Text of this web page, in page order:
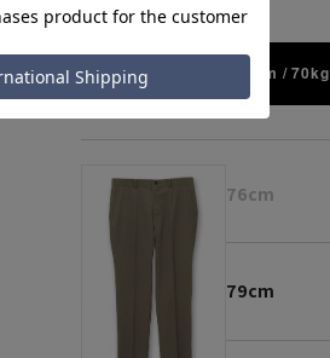
173cm / 70kg
76cm
79cm